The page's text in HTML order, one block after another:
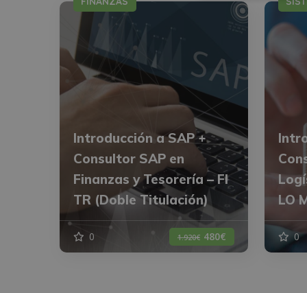
Introducción a SAP +
Consultor SAP en
Finanzas y Tesorería – FI
TR (Doble Titulación)
0 1.920€ 480€
LO
0